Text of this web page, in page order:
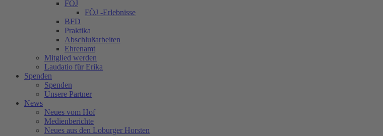
FÖJ
FÖJ -Erlebnisse
BFD
Praktika
Abschlußarbeiten
Ehrenamt
Mitglied werden
Laudatio für Erika
Spenden
Spenden
Unsere Partner
News
Neues vom Hof
Medienberichte
Neues aus den Loburger Horsten